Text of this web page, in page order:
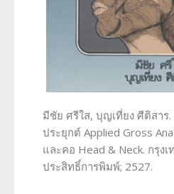
มีชัย ศรีใส, บุญเที่ยง ศีติสา
ประยุกต์ Applied Gross
และคอ Head & Neck. กรุง
ประสิทธิ์การพิมพ์; 2527.